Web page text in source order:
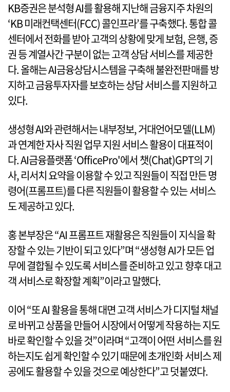
KB증권은 분석형 AI를 활용해 지난해 금융지주 차원의
‘KB 미래컨택센터(FCC) 콜인프라’를 구축했다. 통합 콜
센터에서 전화를 받아 고객의 상황에 맞게 보험, 은행, 증
권 등 계열사간 구분이 없는 고객 상담 서비스를 제공한
다. 올해는 AI금융상담시스템을 구축해 불완전판매를 방
지하고 금융투자자를 보호하는 상담 서비스를 지원하고
있다.
생성형 AI와 관련해서는 내부정보, 거대언어모델(LLM)
과 연계한 자사 직원 업무 지원 서비스 활용이 대표적이
다. AI금융플랫폼 ‘OfficePro'에서 챗(Chat)GPT의 기
사, 리서치 요약을 이용할 수 있고 직원들이 직접 만든 명
령어(프롬프트)를 다른 직원들이 활용할 수 있는 서비스
도 제공하고 있다.
홍 본부장은 “AI 프롬프트 재활용은 직원들이 지식을 확
장할 수 있는 기반이 되고 있다”며 “생성형 AI가 모든 업
무에 결합될 수 있도록 서비스를 준비하고 있고 향후 대고
객 서비스로 확장할 계획”이라고 말했다.
이어 “또 AI 활용을 통해 대면 고객 서비스가 디지털 채널
로 바뀌고 상품을 만들어 시장에서 어떻게 작용하는 지도
바로 확인할 수 있을 것”이라며 “고객이 어떤 서비스를 원
하는지도 쉽게 확인할 수 있기 때문에 초개인화 서비스 제
공에도 활용할 수 있을 것으로 예상한다”고 덧붙였다.